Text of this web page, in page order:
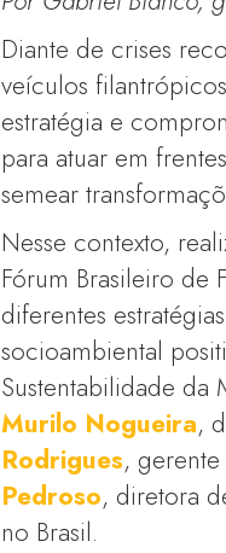
Diante de crises
veículos
estratégia e
para atuar em
semear
Nesse contexto,
Fórum Brasileiro de
diferentes
socioambiental
Sustentabilidade da
Murilo Nogueira,
Rodrigues,
Pedroso, diretora
no Brasil.